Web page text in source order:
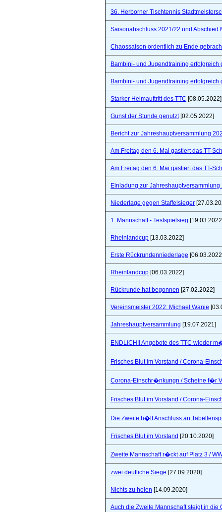
36. Herborner Tischtennis
Saisonabschluss 2021/22 und Abschied
Chaossaison ordentlich zu Ende
Bambini- und Jugendtraining erfolgreich
Bambini- und Jugendtraining erfolgreich
Starker Heimauftritt des TTC [08.05.2022]
Gunst der Stunde genutzt[02.05.2022]
Bericht zur Jahreshauptversammlung
Am Freitag den 6. Mai gastiert das TT-
Am Freitag den 6. Mai gastiert das TT-
Einladung zur Jahreshauptversammlung
Niederlage gegen Staffelsieger
1. Mannschaft - Testspielsieg
Rheinlandcup [13.03.2022]
Erste Rückrundenniederlage
Rheinlandcup [06.03.2022]
Rückrunde hat begonnen [27.02.2022]
Vereinsmeister 2022: Michael Wanie
Jahreshauptversammlung [19.07.2021]
ENDLICH!! Angebote des TTC wieder
Frisches Blut im Vorstand / Corona-
Corona-Einschr�nkungn / Scheine f�r
Frisches Blut im Vorstand / Corona-
Die Zweite h�lt Anschluss an
Frisches Blut im Vorstand [20.10.2020]
Zweite Mannschaft r�ckt auf Platz 3 /
zwei deutliche Siege [27.09.2020]
Nichts zu holen [14.09.2020]
Auch die Zweite Mannschaft steigt in die